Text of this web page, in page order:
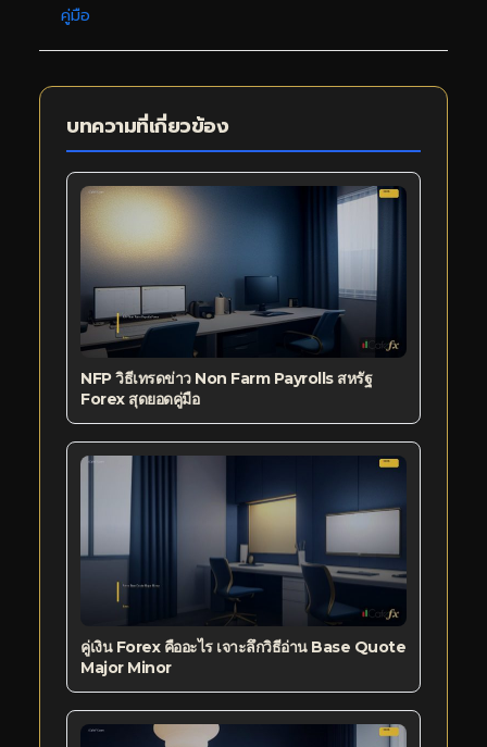
คู่มือ
บทความที่เกี่ยวข้อง
NFP วิธีเทรดข่าว Non Farm Payrolls สหรัฐ
Forex สุดยอดคู่มือ
คู่เงิน Forex คืออะไร เจาะลึกวิธีอ่าน Base Quote
Major Minor